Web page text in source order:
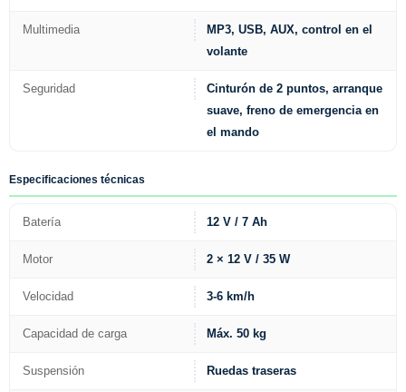
Multimedia
MP3, USB, AUX, control en el
volante
Seguridad
Cinturón de 2 puntos, arranque
suave, freno de emergencia en
el mando
Especificaciones técnicas
Batería 12 V / 7 Ah
Motor 2 × 12 V / 35 W
Velocidad 3-6 km/h
Capacidad de carga Máx. 50 kg
Suspensión Ruedas traseras